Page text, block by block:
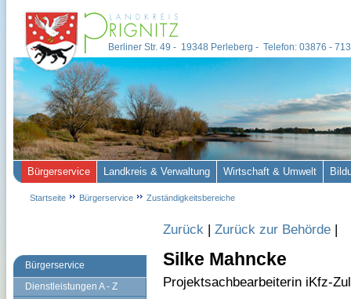
Bürgerservice
Dienstleistungen A - Z
Zurück | Zurück zur Behörde |
Silke Mahncke
Projektsachbearbeiterin iKfz-
Berliner Str. 49 - 19348 Perleberg - Telefon: 03876 -
Bürgerservice Landkreis & Verwaltung Wirtschaft & Umwelt
Startseite Bürgerservice Zuständigkeitsbereiche